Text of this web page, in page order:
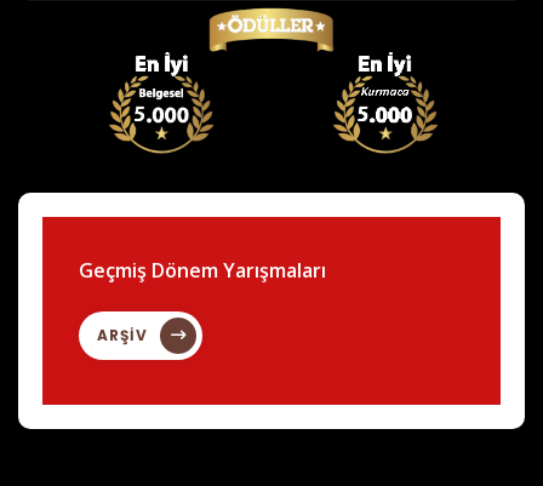
Geçmiş Dönem Yarışmaları
ARŞİV